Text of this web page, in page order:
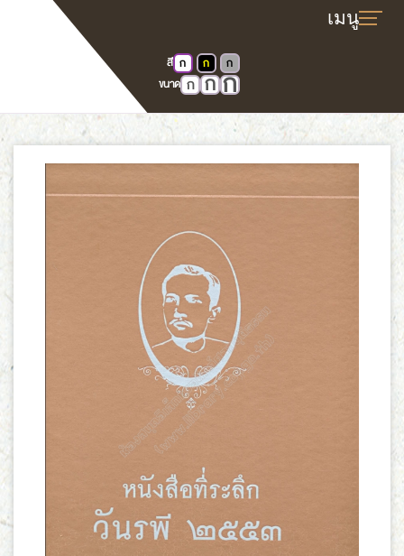
สี ก ก
ก
ขนาด ก ก ก
E-book